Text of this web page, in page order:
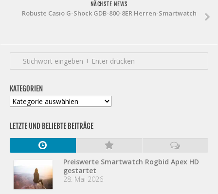
NÄCHSTE NEWS
Robuste Casio G-Shock GDB-800-8ER Herren-Smartwatch
KATEGORIEN
Kategorien
LETZTE UND BELIEBTE BEITRÄGE
Preiswerte Smartwatch Rogbid Apex HD
gestartet
28. Mai 2026